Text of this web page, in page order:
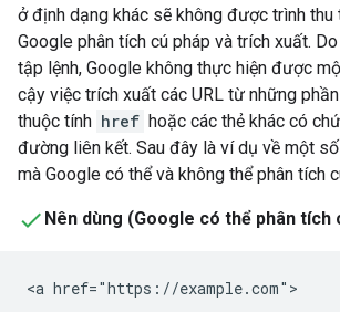
ở định dạng khác sẽ không được trình
Google phân tích cú pháp và trích xuất.
tập lệnh, Google không thực hiện được
cậy việc trích xuất các URL từ những
thuộc tính href hoặc các thẻ khác có
đường liên kết. Sau đây là ví dụ về một
mà Google có thể và không thể phân tích
Nên dùng (Google có thể phân tích
<a href="https://example.com">